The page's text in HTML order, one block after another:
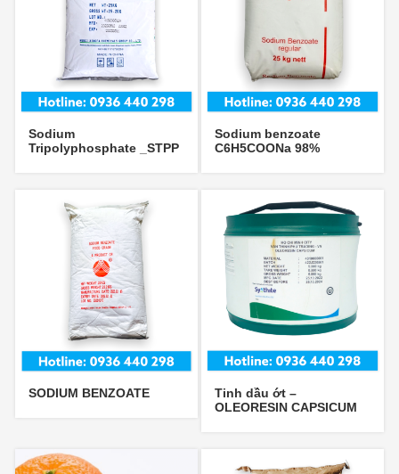
Sodium
Tripolyphosphate _STPP
Sodium benzoate
C6H5COONa 98%
SODIUM BENZOATE
Tinh dầu ớt –
OLEORESIN CAPSICUM